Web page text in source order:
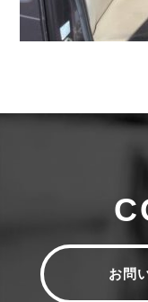
お問